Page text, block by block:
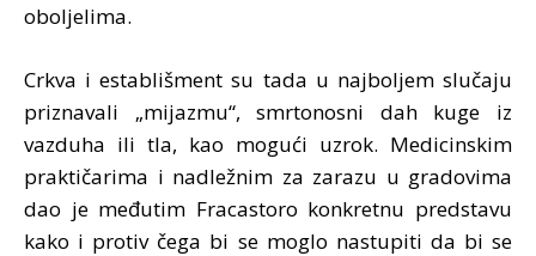
oboljelima.
Crkva i establišment su tada u najboljem slučaju
priznavali „mijazmu“, smrtonosni dah kuge iz
vazduha ili tla, kao mogući uzrok. Medicinskim
praktičarima i nadležnim za zarazu u gradovima
dao je međutim Fracastoro konkretnu predstavu
kako i protiv čega bi se moglo nastupiti da bi se